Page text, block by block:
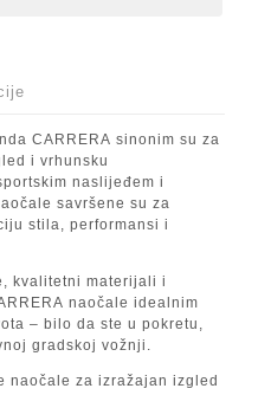
CARRERA sinonim su za
i vrhunsku
naslijeđem i
savršene su za
stila, performansi i
kvalitetni materijali i
naočale idealnim
– bilo da ste u pokretu,
gradskoj vožnji.
naočale za izražajan izgled